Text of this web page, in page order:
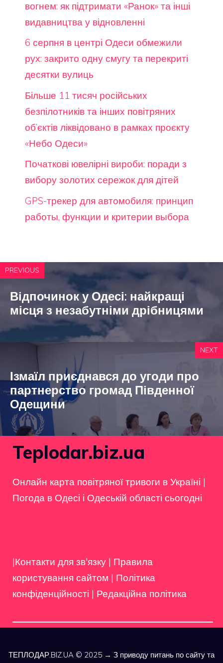
вогнем: як підтримати «Ранок» та інші
видавництва у відновленні
6 серпня в центрі Одеси обмежили
рух: закрито одну смугу та перекриті
десятки вулиць
Більше 11 тисяч російських
безпілотників та інших повітряних
об’єктів ліквідовано в рамках проєкту
«Небо Одеси»
Початкові ювелірні вироби: поради з
вибору золотих сережок для дітей
GPS-трекер для автомобиля: принцип
работы, функции и критерии выбора
PREVIOUS
Відпочинок у Одесі: найкращі
місця з незабутніми дрібницями
NEXT
Ізмаїл приєднався до угоди про
партнерство громад Південної
Одещини
Teplodar.biz.ua
Онлайн карта повітряної тривоги в Україні |
Погода в Одесі і Одеській області сьогодні
|Контакти для зв'язку | Правила
користування сайтом | Політика
конфіденційності | Редакційна політика
ТЕПЛОДАР.BIZ.UA © 2025 → З приводу питань по сайту та